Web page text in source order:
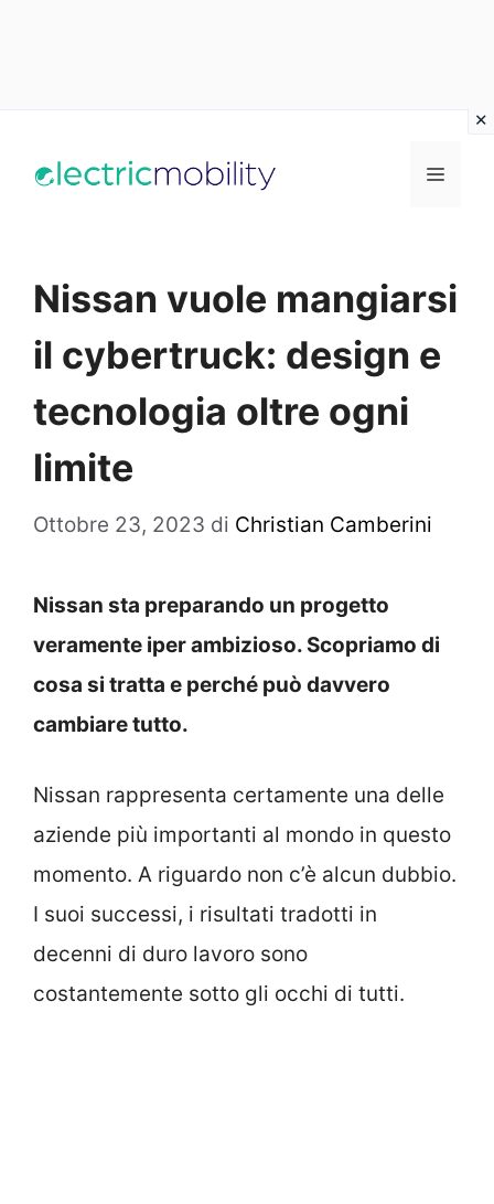
Menu
Nissan vuole mangiarsi
il cybertruck: design e
tecnologia oltre ogni
limite
Ottobre 23, 2023 di Christian Camberini
Nissan sta preparando un progetto
veramente iper ambizioso. Scopriamo di
cosa si tratta e perché può davvero
cambiare tutto.
Nissan rappresenta certamente una delle
aziende più importanti al mondo in questo
momento. A riguardo non c’è alcun dubbio.
I suoi successi, i risultati tradotti in
decenni di duro lavoro sono
costantemente sotto gli occhi di tutti.